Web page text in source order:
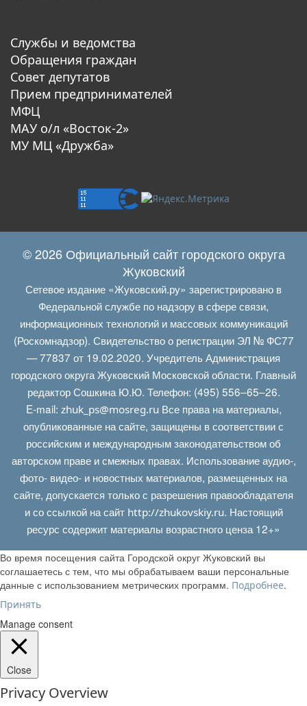
Службы и ведомства
Обращения граждан
Совет депутатов
Прием предпринимателей
МФЦ
МАУ о/л «Восток-2»
МУ МЦ «Дружба»
© 2026 Официальный сайт городского округа
Жуковский
Сетевое издание «Жуковский.ру» зарегистрировано в
Федеральной службе по надзору в сфере связи,
информационных технологий и массовых коммуникаций
(Роскомнадзор). Свидетельство о регистрации ЭЛ № ФС77
— 77837 от 19.02.2020. Учредитель Администрация
городского округа Жуковский Московской области. Главный
редактор Сошкина Ю.Ю. Телефон: (495) 556–65–26.
E‑mail: zhuk_ps@mosreg.ruВсе права на материалы,
опубликованные на сайте, защищены в соответствии с
российским и международным законодательством об
авторском праве и смежных правах. Использование аудио-,
фото- видео- и новостных материалов, размещенных на
сайте, допускается только с разрешения правообладателя
и со ссылкой на сайт http://zhukovskiy.ru. Настоящий
ресурс содержит материалы возрастного ценза 12+»
Во время посещения сайта Городской округ Жуковский вы
соглашаетесь с тем, что мы обрабатываем ваши персональные
данные с использованием метрических программ. Подробнее.
Принять
Manage consent
Close
Privacy Overview